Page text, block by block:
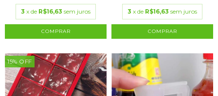
3 x de R$16,63 sem juros 3 x de R$16,63 sem juros
15% OFF